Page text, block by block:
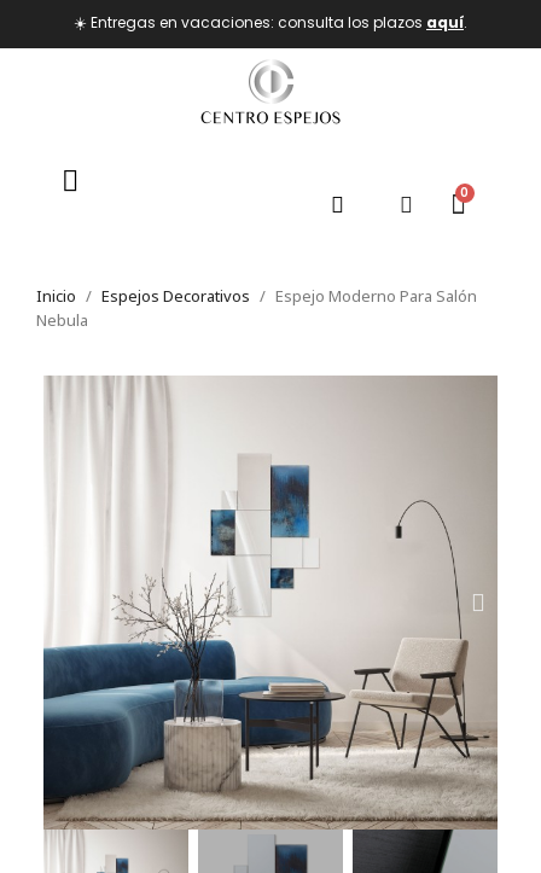
☀️ Entregas en vacaciones: consulta los plazos aquí.
Inicio Espejos Decorativos
Espejo Moderno Para Salón
Nebula